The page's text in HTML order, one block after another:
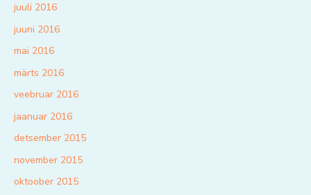
juuli 2016
juuni 2016
mai 2016
märts 2016
veebruar 2016
jaanuar 2016
detsember 2015
november 2015
oktoober 2015